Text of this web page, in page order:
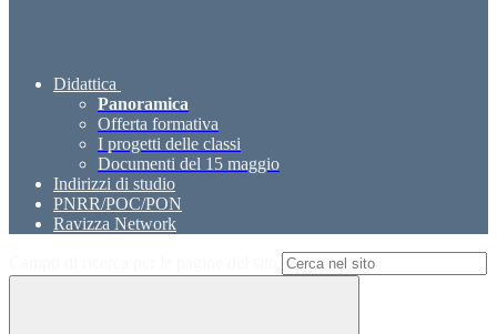
Didattica
Panoramica
Offerta formativa
I progetti delle classi
Documenti del 15 maggio
Indirizzi di studio
PNRR/POC/PON
Ravizza Network